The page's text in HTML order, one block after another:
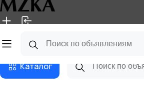
Главная Магазины
Каталог